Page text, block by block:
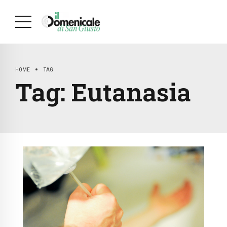
HOME TAG
Tag: Eutanasia